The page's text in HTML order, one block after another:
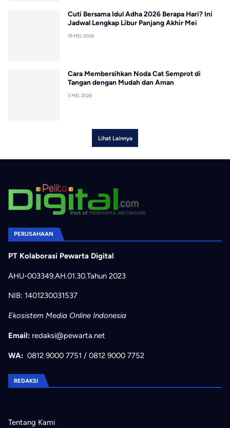
Cuti Bersama Idul Adha 2026 Berapa Hari? Ini
Jadwal Lengkap Libur Panjang Akhir Mei
19 MEI, 2026
Cara Membersihkan Noda Cat Semprot di
Tangan dengan Mudah dan Aman
3 MEI, 2026
Lihat Lainnya
PERUSAHAAN
PT Kolaborasi Pewarta Digital
AHU-003349.AH.01.30.Tahun 2023
NIB: 1401230031537
Ekosistem Media Online Indonesia
Email: redaksi@pewarta.net
WA: 0812 9000 7751 / 0812 9000 7752
REDAKSI
Tentang Kami